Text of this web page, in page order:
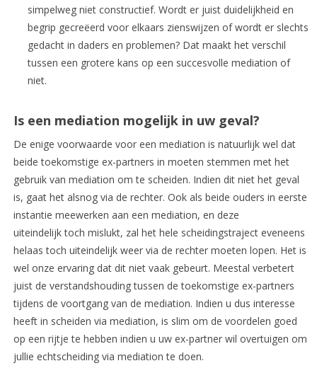
simpelweg niet constructief. Wordt er juist duidelijkheid en
begrip gecreëerd voor elkaars zienswijzen of wordt er slechts
gedacht in daders en problemen? Dat maakt het verschil
tussen een grotere kans op een succesvolle mediation of
niet.
Is een mediation mogelijk in uw geval?
De enige voorwaarde voor een mediation is natuurlijk wel dat
beide toekomstige ex-partners in moeten stemmen met het
gebruik van mediation om te scheiden. Indien dit niet het geval
is, gaat het alsnog via de rechter. Ook als beide ouders in eerste
instantie meewerken aan een mediation, en deze
uiteindelijk toch mislukt, zal het hele scheidingstraject eveneens
helaas toch uiteindelijk weer via de rechter moeten lopen. Het is
wel onze ervaring dat dit niet vaak gebeurt. Meestal verbetert
juist de verstandshouding tussen de toekomstige ex-partners
tijdens de voortgang van de mediation. Indien u dus interesse
heeft in scheiden via mediation, is slim om de voordelen goed
op een rijtje te hebben indien u uw ex-partner wil overtuigen om
jullie echtscheiding via mediation te doen.